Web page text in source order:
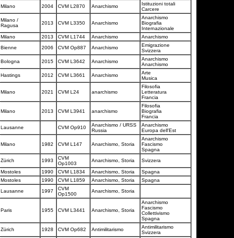
Milano 2004 CVM L2870 Anarchismo
Istituzioni totali
Carcere
Milano /
Ragusa
2013 CVM L3350 Anarchismo
Anarchismo
Biografia
Internazionale
Milano 2013 CVM L1744 Anarchismo
Anarchismo
Bienne 2006 CVM Op887 Anarchismo
Emigrazione
Svizzera
Bologna 2015 CVM L3642 Anarchismo
Anarchismo
Anarchismo
Hastings 2012 CVM L3661 Anarchismo
Arte
Musica
Milano 2021 CVM L24 anarchismo
Filosofia
Letteratura
Francia
Milano 2013 CVM L3941 anarchismo
Filosofia
Biografia
Francia
Lausanne CVM Op910
Anarchismo / URSS
Russia
Anarchismo
Europa dell'Est
Milano 1982 CVM L147 Anarchismo, Storia
Anarchismo
Fascismo
Spagna
Zürich 1993
CVM
Op1003
Anarchismo, Storia Svizzera
Mostoles 1990 CVM L1834 Anarchismo, Storia
Spagna
Mostoles 1990 CVM L1859 Anarchismo, Storia
Spagna
Lausanne 1997
CVM
Op1500
Anarchismo, Storia
Paris 1955 CVM L3441 Anarchismo, Storia
Anarchismo
Fascismo
Collettivismo
Spagna
Zürich 1928 CVM Op682 Antimilitarismo
Antimilitarismo
Svizzera